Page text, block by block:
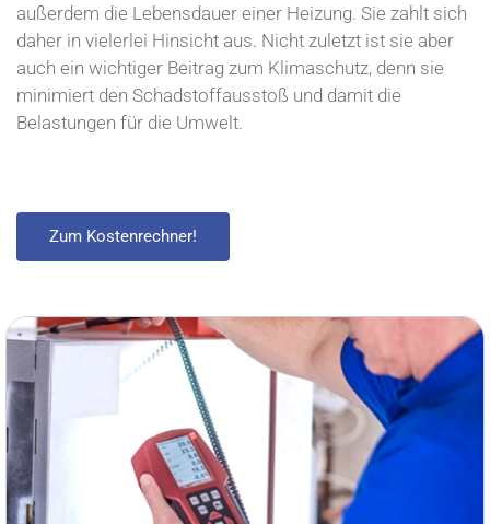
außerdem die Lebensdauer einer Heizung. Sie zahlt sich
daher in vielerlei Hinsicht aus. Nicht zuletzt ist sie aber
auch ein wichtiger Beitrag zum Klimaschutz, denn sie
minimiert den Schadstoffausstoß und damit die
Belastungen für die Umwelt.
Zum Kostenrechner!